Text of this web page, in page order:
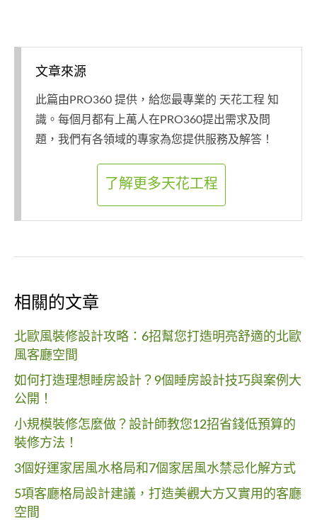
文章來源
此篇由PRO360 提供，給您最專業的 天花工程 知
識。每個月都有上萬人在PRO360提出需求及問
題，我們有各領域的專家為您提供服務及解答！
了解更多天花工程
相關的文章
北歐風裝修設計攻略：6招幫您打造明亮舒適的北歐
風客廳空間
如何打造理想睡房設計？9個睡房設計技巧與案例大
公開！
小規模裝修怎麼做？設計師教您12招省錢低預算的
裝修方法！
3個好運家居風水格局和7個家居風水禁忌化解方式
5項客廳格局設計建議，打造美觀大方又實用的客廳
空間